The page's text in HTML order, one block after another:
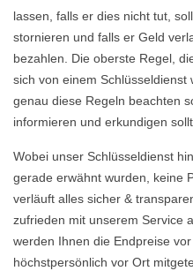
lassen, falls er dies nicht tut,
stornieren und falls er Geld
bezahlen. Die oberste Regel,
sich von einem
genau diese Regeln beachten
informieren und erkundigen
Wobei unser Schlüsseldienst
gerade erwähnt wurden, keine
verläuft alles sicher &
zufrieden mit unserem Service
werden Ihnen die Endpreise
höchstpersönlich vor Ort